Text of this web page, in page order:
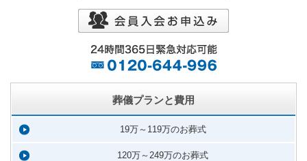
葬儀プランと費用
19万～119万のお葬式
120万～249万のお葬式